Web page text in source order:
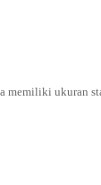
memiliki ukuran